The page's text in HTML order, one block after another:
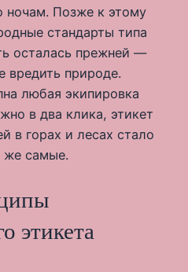
ночам. Позже к этому
стандарты типа
осталась прежней —
вредить природе.
любая экипировка
в два клика, этикет
в горах и лесах стало
же самые.
этикета